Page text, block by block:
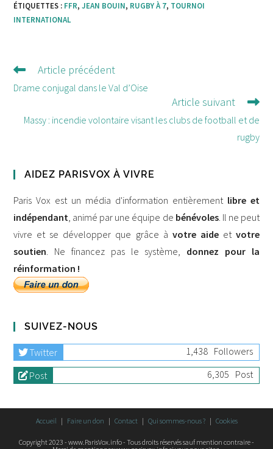
ÉTIQUETTES : FFR, JEAN BOUIN, RUGBY À 7, TOURNOI
INTERNATIONAL
Lire
d'autres
Article précédent
Drame conjugal dans le Val d’Oise
Article suivant
Massy : incendie volontaire visant les clubs de football et de
rugby
AIDEZ PARISVOX À VIVRE
Paris Vox est un média d'information entièrement libre et
indépendant, animé par une équipe de bénévoles. Il ne peut
vivre et se développer que grâce à votre aideet votre
soutien. Ne financez pas le système, donnez pour la
réinformation !
SUIVEZ-NOUS
Twitter 1,438 Followers
Post
6,305 Post
Accueil Faire un don Contact Qui sommes-nous ? Cookies
Copyright 2023 - www.ParisVox.info - Tous droits réservés sauf mention contraire -